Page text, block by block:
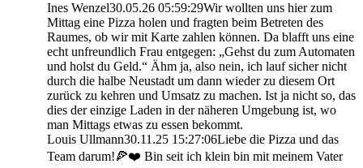
Ines Wenzel30.05.26 05:59:29Wir wollten uns hier zum
Mittag eine Pizza holen und fragten beim Betreten des
Raumes, ob wir mit Karte zahlen können. Da blafft uns eine
echt unfreundlich Frau entgegen: „Gehst du zum Automaten
und holst du Geld.“ Ähm ja, also nein, ich lauf sicher nicht
durch die halbe Neustadt um dann wieder zu diesem Ort
zurück zu kehren und Umsatz zu machen. Ist ja nicht so, das
dies der einzige Laden in der näheren Umgebung ist, wo
man Mittags etwas zu essen bekommt.
Louis Ullmann30.11.25 15:27:06Liebe die Pizza und das
Team darum!🍕❤️ Bin seit ich klein bin mit meinem Vater